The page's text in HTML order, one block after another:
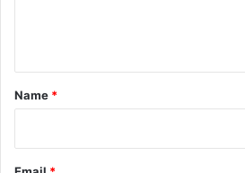
*
Name *